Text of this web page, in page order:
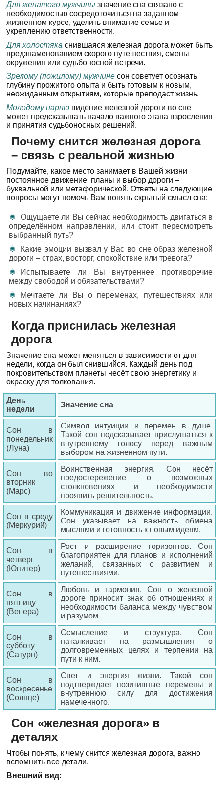
Для женатого мужчины значение сна связано с
необходимостью сосредоточиться на заданном
жизненном курсе, уделить внимание семье и
укреплению ответственности.
Для холостяка снившаяся железная дорога может быть
предзнаменованием скорого путешествия, смены
окружения или судьбоносной встречи.
Зрелому (пожилому) мужчине сон советует осознать
глубину прожитого опыта и быть готовым к новым,
неожиданным открытиям, которые преподаст жизнь.
Молодому парню видение железной дороги во сне
может предсказывать начало важного этапа взросления
и принятия судьбоносных решений.
Почему снится железная дорога
– связь с реальной жизнью
Подумайте, какое место занимает в Вашей жизни
постоянное движение, планы и выбор дороги –
буквальной или метафорической. Ответы на следующие
вопросы могут помочь Вам понять скрытый смысл сна:
Ощущаете ли Вы сейчас необходимость двигаться в
определённом направлении, или стоит пересмотреть
выбранный путь?
Какие эмоции вызвал у Вас во сне образ железной
дороги – страх, восторг, спокойствие или тревога?
Испытываете ли Вы внутреннее противоречие
между свободой и обязательствами?
Мечтаете ли Вы о переменах, путешествиях или
новых начинаниях?
Когда приснилась железная
дорога
Значение сна может меняться в зависимости от дня
недели, когда он был снившийся. Каждый день под
покровительством планеты несёт свою энергетику и
окраску для толкования.
День
недели
Значение сна
Сон в
понедельник
(Луна)
Символ интуиции и перемен в душе.
Такой сон подсказывает прислушаться к
внутреннему голосу перед важным
выбором на жизненном пути.
Сон во
вторник
(Марс)
Воинственная энергия. Сон несёт
предостережение о возможных
столкновениях и необходимости
проявить решительность.
Сон в среду
(Меркурий)
Коммуникация и движение информации.
Сон указывает на важность обмена
мыслями и готовность к новым идеям.
Сон в
четверг
(Юпитер)
Рост и расширение горизонтов. Сон
благоприятен для планов и исполнений
желаний, связанных с развитием и
путешествиями.
Сон в
пятницу
(Венера)
Любовь и гармония. Сон о железной
дороге приносит знак об отношениях и
необходимости баланса между чувством
и разумом.
Сон в
субботу
(Сатурн)
Осмысление и структура. Сон
наталкивает на размышления о
долговременных целях и терпении на
пути к ним.
Сон в
воскресенье
(Солнце)
Свет и энергия жизни. Такой сон
подтверждает позитивные перемены и
внутреннюю силу для достижения
намеченного.
Сон «железная дорога» в
деталях
Чтобы понять, к чему снится железная дорога, важно
вспомнить все детали.
Внешний вид: